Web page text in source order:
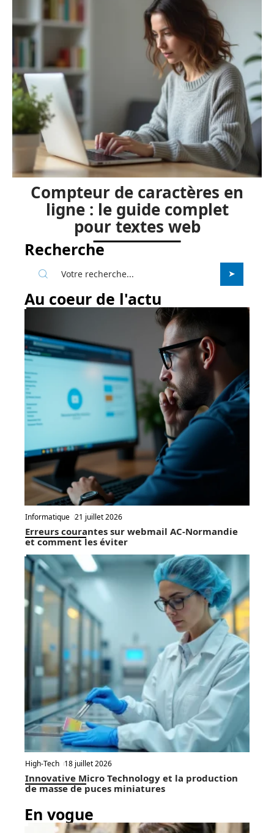
Compteur de caractères en
ligne : le guide complet
pour textes web
Recherche
Au coeur de l'actu
Informatique 21 juillet 2026
Erreurs courantes sur webmail AC-Normandie
et comment les éviter
High-Tech 18 juillet 2026
Innovative Micro Technology et la production
de masse de puces miniatures
En vogue